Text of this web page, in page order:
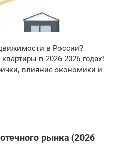
в России?
в 2026-2026 годах!
влияние экономики и
рынка (2026